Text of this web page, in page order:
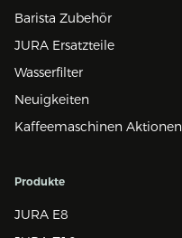
Barista Zubehör
JURA Ersatzteile
Wasserfilter
Neuigkeiten
Kaffeemaschinen Aktionen
Produkte
JURA E8